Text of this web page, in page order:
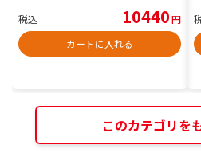
税込 10440円
カートに入れる
このカテゴリを